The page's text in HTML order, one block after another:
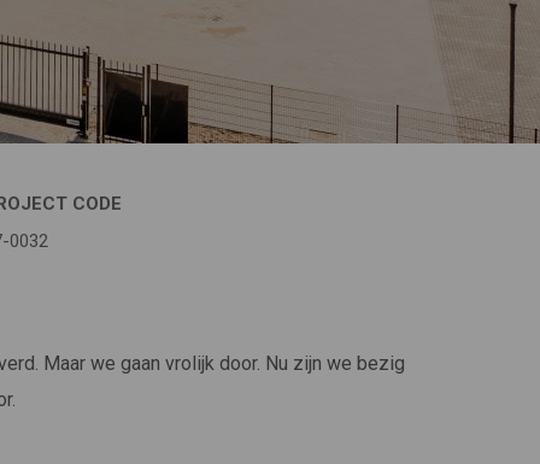
CODE
0032
Maar we gaan vrolijk door. Nu zijn we bezig